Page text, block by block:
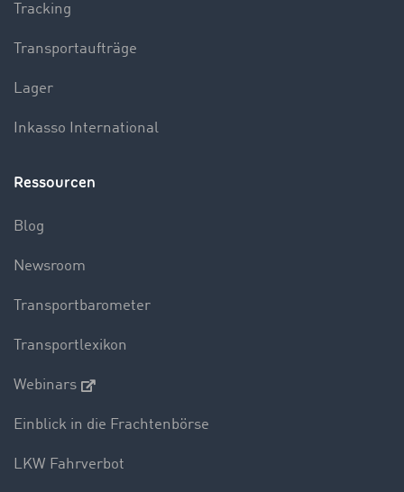
Tracking
Transportaufträge
Lager
Inkasso International
Ressourcen
Blog
Newsroom
Transportbarometer
Transportlexikon
Webinars
Einblick in die Frachtenbörse
LKW Fahrverbot